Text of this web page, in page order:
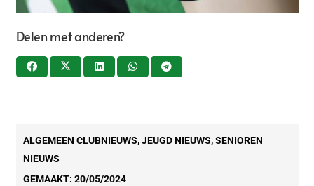
Delen met anderen?
ALGEMEEN CLUBNIEUWS,JEUGD NIEUWS,SENIOREN
NIEUWS
GEMAAKT: 20/05/2024